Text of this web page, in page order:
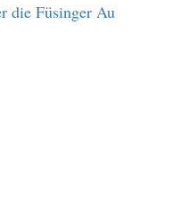
die Füsinger Au